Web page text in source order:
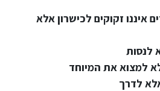
איננו זקוקים לכישרון אלא
לנסות
למצוא את המיוחד
לדרך